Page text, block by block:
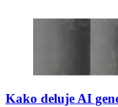
Kako deluje AI